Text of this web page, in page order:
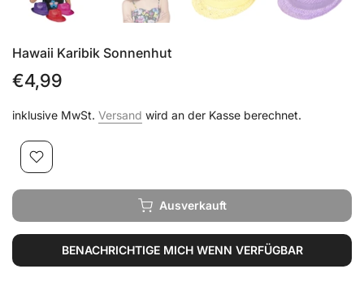
Hawaii Karibik Sonnenhut
€4,99
inklusive MwSt. Versand wird an der Kasse berechnet.
Ausverkauft
BENACHRICHTIGE MICH WENN VERFÜGBAR